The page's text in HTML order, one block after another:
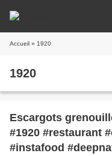
Accueil » 1920
1920
Escargots
#1920 #restaurant
#instafood